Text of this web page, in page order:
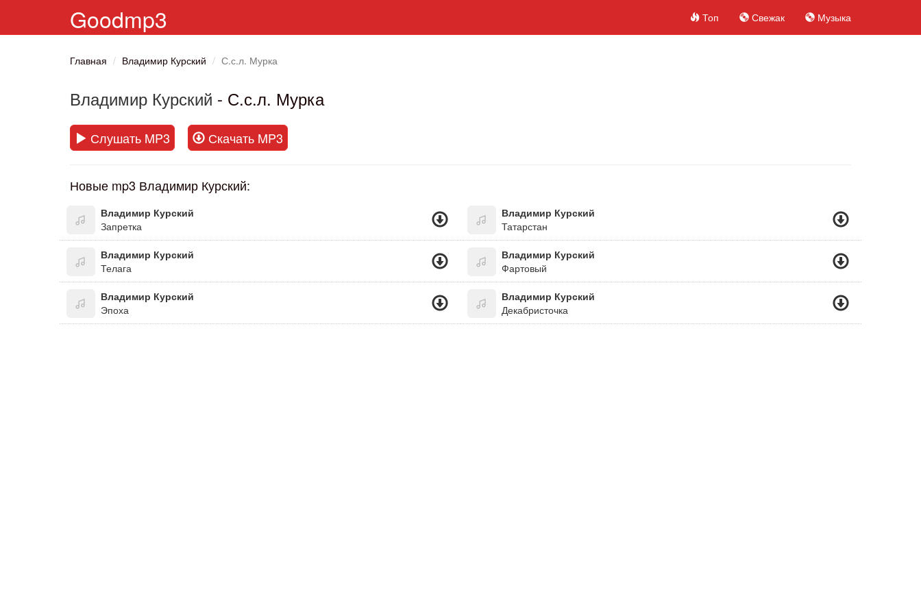
Goodmp3 Топ Свежак Музыка
Главная Владимир Курский С.с.л. Мурка
Владимир Курский - С.с.л. Мурка
Слушать MP3 Скачать MP3
Новые mp3 Владимир Курский:
Владимир Курский
Запретка
Владимир Курский
Татарстан
Владимир Курский
Телага
Владимир Курский
Фартовый
Владимир Курский
Эпоха
Владимир Курский
Декабристочка